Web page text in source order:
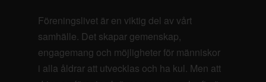
Föreningslivet är en viktig del av vårt
samhälle. Det skapar gemenskap,
engagemang och möjligheter för människor
i alla åldrar att utvecklas och ha kul. Men att